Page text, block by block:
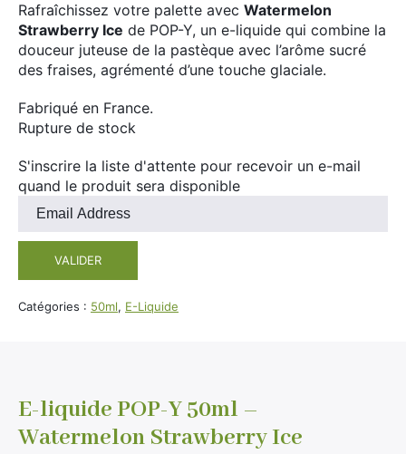
Rafraîchissez votre palette avec Watermelon
Strawberry Ice de POP-Y, un e-liquide qui combine la
douceur juteuse de la pastèque avec l’arôme sucré
des fraises, agrémenté d’une touche glaciale.
Fabriqué en France.
Rupture de stock
S'inscrire la liste d'attente pour recevoir un e-mail
quand le produit sera disponible
Entrez
adresse
mail
pour
pour
produit
VALIDER
Catégories : 50ml, E-Liquide
E-liquide POP-Y 50ml –
Watermelon Strawberry Ice
Salé
Sucré